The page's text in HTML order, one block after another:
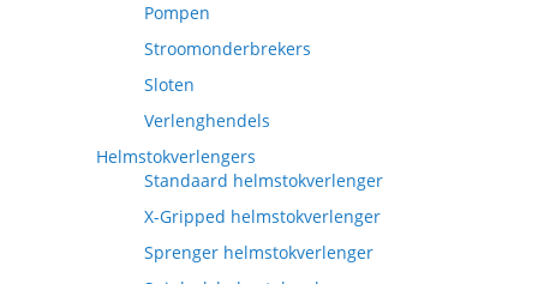
Pompen
Stroomonderbrekers
Sloten
Verlenghendels
Helmstokverlengers
Standaard helmstokverlenger
X-Gripped helmstokverlenger
Sprenger helmstokverlenger